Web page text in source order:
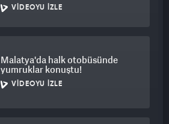
VIDEOYU İZLE
Malatya'da halk otobüsünde
yumruklar konuştu!
VIDEOYU İZLE